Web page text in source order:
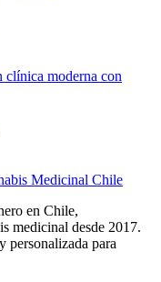
en Chile,
medicinal desde 2017.
personalizada para